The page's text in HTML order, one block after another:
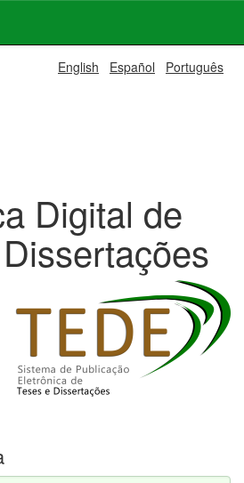
English Español Português
Digital de